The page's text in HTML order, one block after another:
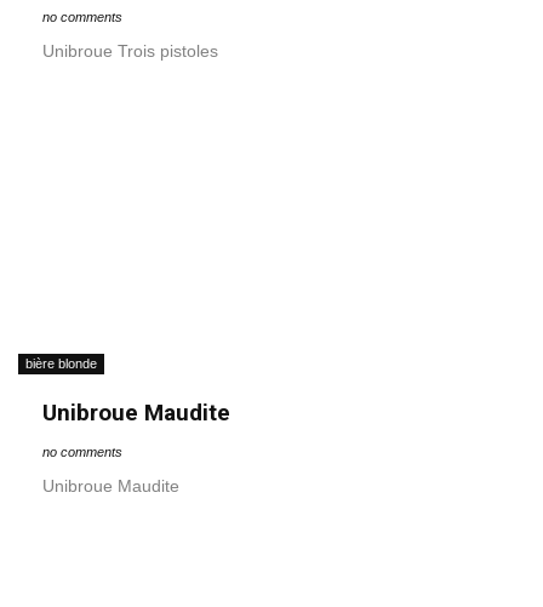
no comments
Unibroue Trois pistoles
bière blonde
Unibroue Maudite
no comments
Unibroue Maudite